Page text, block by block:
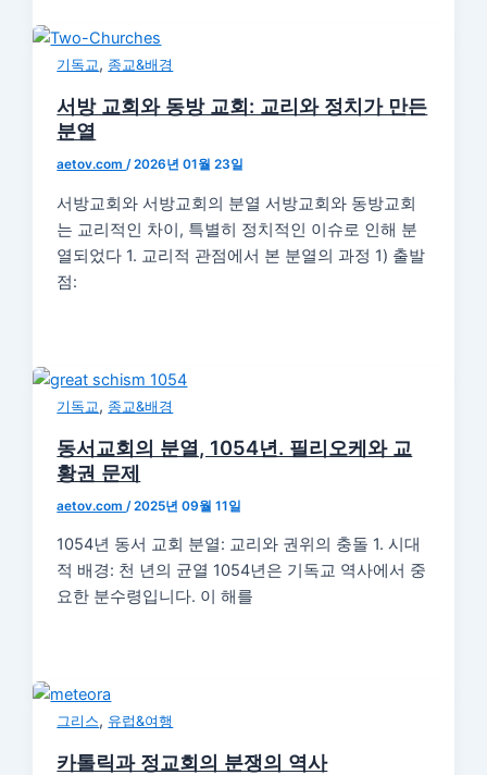
기독교, 종교&배경
서방 교회와 동방 교회: 교리와 정치가 만든
분열
aetov.com/2026년 01월 23일
서방교회와 서방교회의 분열 서방교회와 동방교회
는 교리적인 차이, 특별히 정치적인 이슈로 인해 분
열되었다 1. 교리적 관점에서 본 분열의 과정 1) 출발
점:
기독교 , 종교&배경
동서교회의 분열, 1054년. 필리오케와 교
황권 문제
aetov.com /2025년 09월 11일
1054년 동서 교회 분열: 교리와 권위의 충돌 1. 시대
적 배경: 천 년의 균열 1054년은 기독교 역사에서 중
요한 분수령입니다. 이 해를
그리스, 유럽&여행
카톨릭과 정교회의 분쟁의 역사